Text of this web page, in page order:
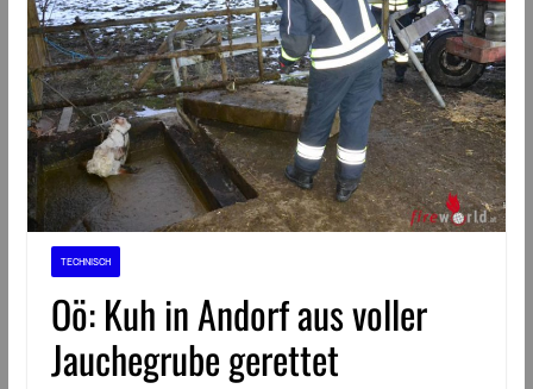
TECHNISCH
Oö: Kuh in Andorf aus voller
Jauchegrube gerettet